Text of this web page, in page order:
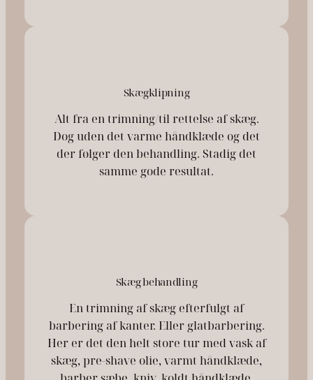
Skægklipning
Alt fra en trimning/til rettelse af skæg.
Dog uden det varme håndklæde og det
der følger den behandling. Stadig det
samme gode resultat.
Skæg behandling
En trimning af skæg efterfulgt af
barbering af kanter. Eller glatbarbering.
Her er det den helt store tur med vask af
skæg, pre-shave olie, varmt håndklæde,